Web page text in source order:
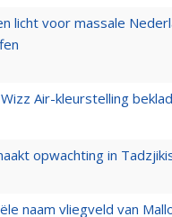
licht voor massale
Air-kleurstelling
opwachting in
naam vliegveld van